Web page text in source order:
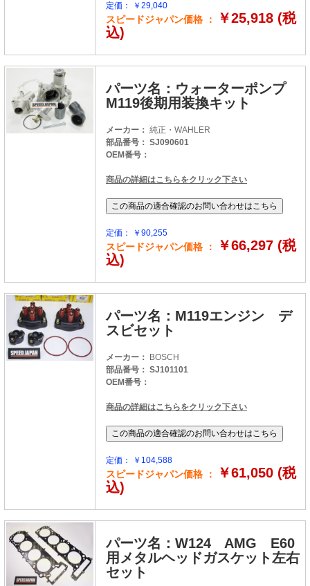
定価： ￥29,040
スピードジャパン価格 ：
￥25,918 (税
込)
パーツ名：ウォーターポンプ
M119後期用装換キット
メーカー： 純正・WAHLER
部品番号： SJ090601
OEM番号：
商品の詳細はこちらをクリック下さい
定価： ￥90,255
スピードジャパン価格 ：
￥66,297 (税
込)
パーツ名：M119エンジン デ
スビセット
メーカー：
BOSCH
部品番号： SJ101101
OEM番号：
商品の詳細はこちらをクリック下さい
定価： ￥104,588
スピードジャパン価格 ：
￥61,050 (税
込)
パーツ名：W124 AMG E60
用メタルヘッドガスケット左右
セット